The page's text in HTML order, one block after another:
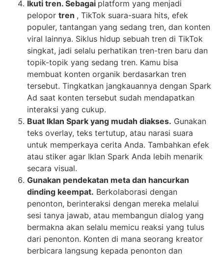
Ikuti tren. Sebagai platform yang menjadi
pelopor tren , TikTok suara-suara hits, efek
populer, tantangan yang sedang tren, dan konten
viral lainnya. Siklus hidup sebuah tren di TikTok
singkat, jadi selalu perhatikan tren-tren baru dan
topik-topik yang sedang tren. Kamu bisa
membuat konten organik berdasarkan tren
tersebut. Tingkatkan jangkauannya dengan Spark
Ad saat konten tersebut sudah mendapatkan
interaksi yang cukup.
Buat Iklan Spark yang mudah diakses. Gunakan
teks overlay, teks tertutup, atau narasi suara
untuk memperkaya cerita Anda. Tambahkan efek
atau stiker agar Iklan Spark Anda lebih menarik
secara visual.
Gunakan pendekatan meta dan hancurkan
dinding keempat. Berkolaborasi dengan
penonton, berinteraksi dengan mereka melalui
sesi tanya jawab, atau membangun dialog yang
bermakna akan selalu memicu reaksi yang tulus
dari penonton. Konten di mana seorang kreator
berbicara langsung kepada penonton dan